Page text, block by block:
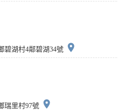
碧湖村4鄰碧湖34號 place
瑞里村97號 place